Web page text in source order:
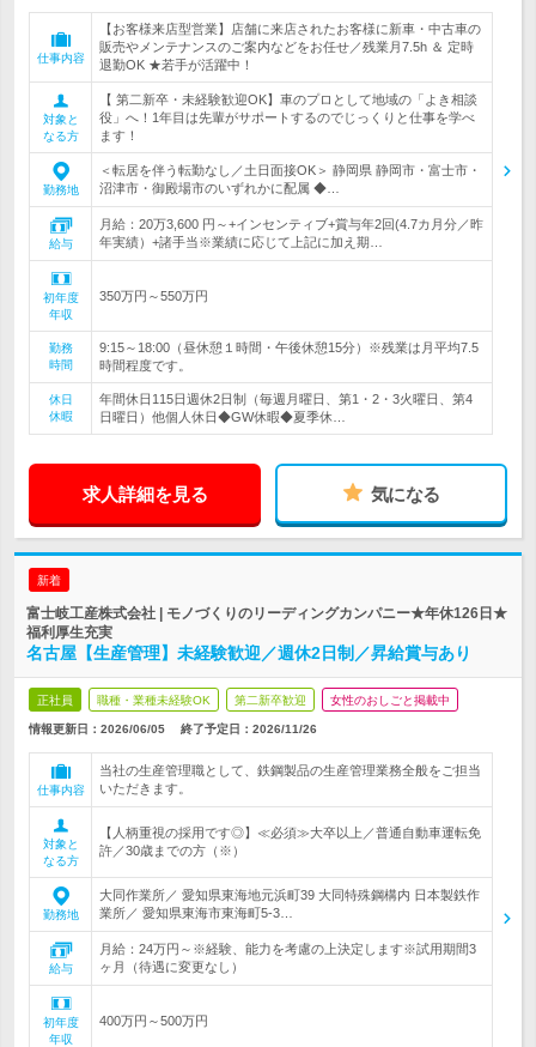
仕事内容
【お客様来店型営業】店舗に来店されたお客様に新車・中古車の
販売やメンテナンスのご案内などをお任せ／残業月7.5h ＆ 定時
退勤OK ★若手が活躍中！
対象と
なる方
【 第二新卒・未経験歓迎OK】車のプロとして地域の「よき相談
役」へ！1年目は先輩がサポートするのでじっくりと仕事を学べ
ます！
勤務地
＜転居を伴う転勤なし／土日面接OK＞ 静岡県 静岡市・富士市・
沼津市・御殿場市のいずれかに配属 ◆…
給与
月給：20万3,600 円～+インセンティブ+賞与年2回(4.7カ月分／昨
年実績）+諸手当※業績に応じて上記に加え期…
初年度
年収
350万円～550万円
勤務
時間
9:15～18:00（昼休憩１時間・午後休憩15分）※残業は月平均7.5
時間程度です。
休日
休暇
年間休日115日週休2日制（毎週月曜日、第1・2・3火曜日、第4
日曜日）他個人休日◆GW休暇◆夏季休…
求人詳細を見る 気になる
新着
富士岐工産株式会社 | モノづくりのリーディングカンパニー★年休126日★
福利厚生充実
名古屋【生産管理】未経験歓迎／週休2日制／昇給賞与あり
正社員 職種・業種未経験OK 第二新卒歓迎 女性のおしごと掲載中
情報更新日：2026/06/05 終了予定日： 2026/11/26
仕事内容
当社の生産管理職として、鉄鋼製品の生産管理業務全般をご担当
いただきます。
対象と
なる方
【人柄重視の採用です◎】≪必須≫大卒以上／普通自動車運転免
許／30歳までの方（※）
勤務地
大同作業所／ 愛知県東海地元浜町39 大同特殊鋼構内 日本製鉄作
業所／ 愛知県東海市東海町5-3…
給与
月給：24万円～※経験、能力を考慮の上決定します※試用期間3
ヶ月（待遇に変更なし）
初年度
年収
400万円～500万円